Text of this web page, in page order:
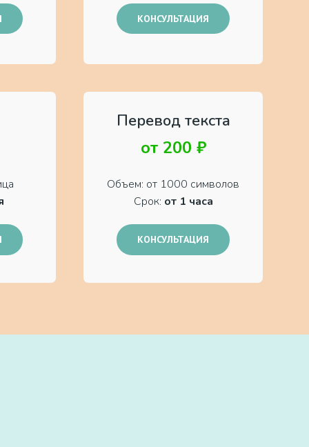
КОНСУЛЬТАЦИЯ
Перевод текста
от 200 ₽
Объем: от 1000 символов
Срок: от 1 часа
КОНСУЛЬТАЦИЯ